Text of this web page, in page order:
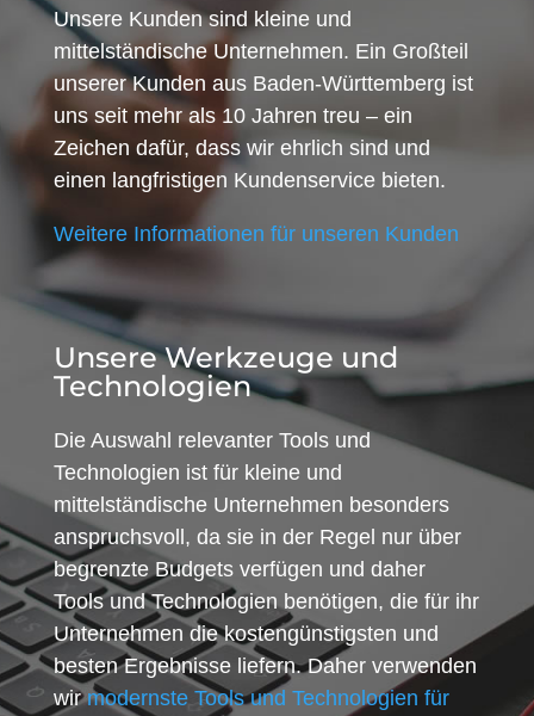
Unsere Kunden sind kleine und
mittelständische Unternehmen. Ein Großteil
unserer Kunden aus Baden-Württemberg ist
uns seit mehr als 10 Jahren treu – ein
Zeichen dafür, dass wir ehrlich sind und
einen langfristigen Kundenservice bieten.
Weitere Informationen für unseren Kunden
Unsere Werkzeuge und
Technologien
Die Auswahl relevanter Tools und
Technologien ist für kleine und
mittelständische Unternehmen besonders
anspruchsvoll, da sie in der Regel nur über
begrenzte Budgets verfügen und daher
Tools und Technologien benötigen, die für ihr
Unternehmen die kostengünstigsten und
besten Ergebnisse liefern. Daher verwenden
wirmodernste Tools und Technologien für